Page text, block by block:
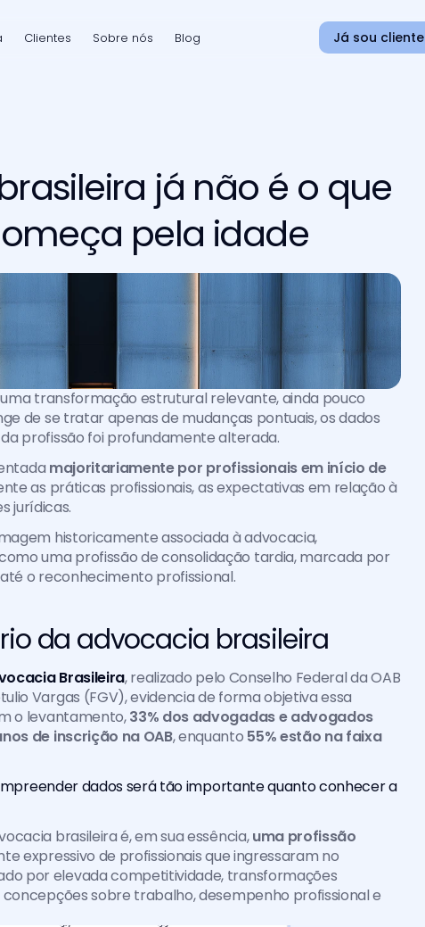
Clientes Sobre nós Blog Já sou cliente
já não é o que
pela idade
transformação estrutural relevante, ainda pouco
de se tratar apenas de mudanças pontuais, os dados
profissão foi profundamente alterada.
majoritariamente por profissionais em início de
as práticas profissionais, as expectativas em relação à
jurídicas.
historicamente associada à advocacia,
uma profissão de consolidação tardia, marcada por
o reconhecimento profissional.
da advocacia brasileira
Brasileira, realizado pelo Conselho Federal da OAB
Vargas (FGV), evidencia de forma objetiva essa
o levantamento, 33% dos advogadas e advogados
de inscrição na OAB, enquanto 55% estão na faixa
dados será tão importante quanto conhecer a
brasileira é, em sua essência, uma profissão
expressivo de profissionais que ingressaram no
por elevada competitividade, transformações
sobre trabalho, desempenho profissional e